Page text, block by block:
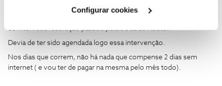
Configurar cookies
de internet a resolução passou pela troca do Router.
Devia de ter sido agendada logo essa intervenção.
Nos dias que correm, não há nada que compense 2 dias sem
internet ( e vou ter de pagar na mesma pelo mês todo).